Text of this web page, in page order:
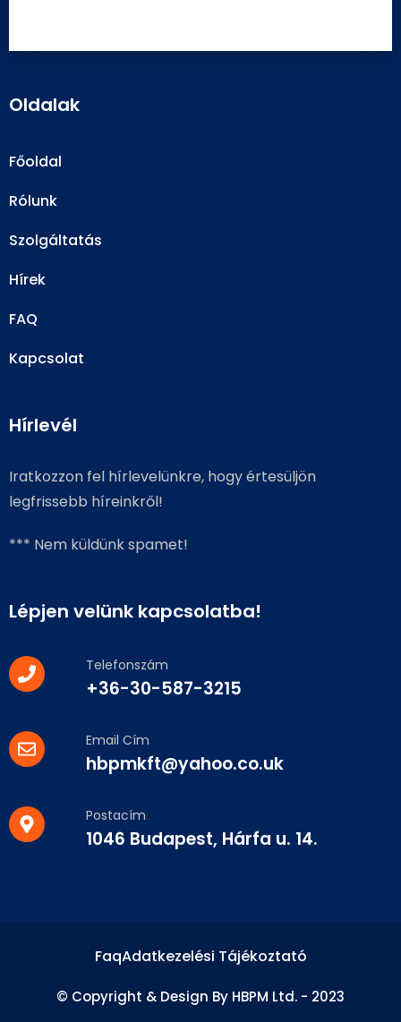
Oldalak
Főoldal
Rólunk
Szolgáltatás
Hírek
FAQ
Kapcsolat
Hírlevél
Iratkozzon fel hírlevelünkre, hogy értesüljön
legfrissebb híreinkről!
*** Nem küldünk spamet!
Lépjen velünk kapcsolatba!
Telefonszám
+36-30-587-3215
Email Cím
hbpmkft@yahoo.co.uk
Postacím
1046 Budapest, Hárfa u. 14.
© Copyright & Design By HBPM Ltd. - 2023
FaqAdatkezelési Tájékoztató